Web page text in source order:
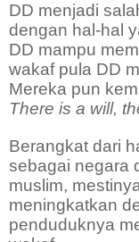
DD menjadi
dengan hal-hal
DD mampu
wakaf pula DD
Mereka pun
There is a will,
Berangkat dari
sebagai negara
muslim,
meningkatkan
penduduknya